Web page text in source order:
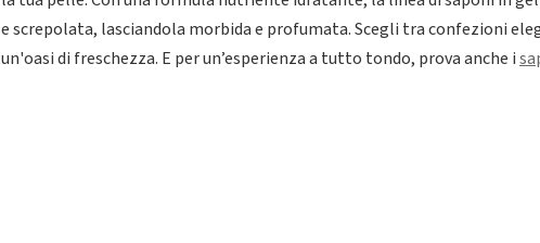
e screpolata, lasciandola morbida e profumata. Scegli tra confezioni
un'oasi di freschezza. E per un’esperienza a tutto tondo, prova anche i